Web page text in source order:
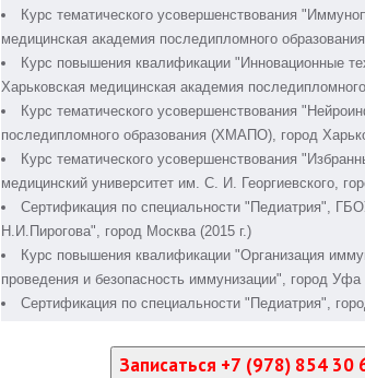
Курс тематического усовершенствования
медицинская академия последипломного
Курс повышения квалификации "Инновационные
Харьковская медицинская академия
Курс тематического усовершенствования
последипломного образования (ХМАПО), город
Курс тематического усовершенствования
медицинский университет им. С. И. Георгиевского,
Сертификация по специальности "Педиатрия",
Н.И.Пирогова", город Москва (2015 г.)
Курс повышения квалификации "Организация
проведения и безопасность иммунизации", город Уфа
Сертификация по специальности "Педиатрия",
Записаться +7 (978) 854 30